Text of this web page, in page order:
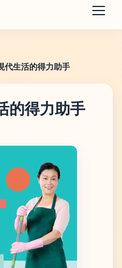
代生活的得力助手
的得力助手